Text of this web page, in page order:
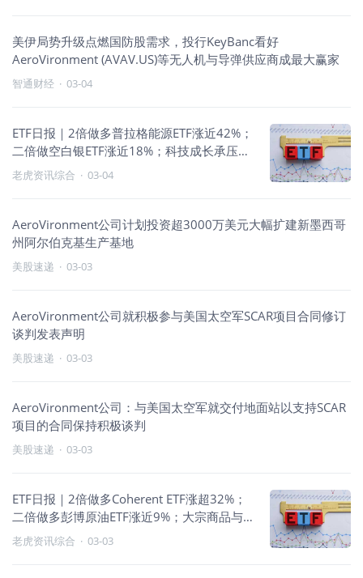
美伊局势升级点燃国防股需求，投行KeyBanc看好
AeroVironment (AVAV.US)等无人机与导弹供应商成最大赢家
智通财经 · 03-04
ETF日报｜2倍做多普拉格能源ETF涨近42%；
二倍做空白银ETF涨近18%；科技成长承压，
逆向与商品类领跑
老虎资讯综合 · 03-04
AeroVironment公司计划投资超3000万美元大幅扩建新墨西哥
州阿尔伯克基生产基地
美股速递 · 03-03
AeroVironment公司就积极参与美国太空军SCAR项目合同修订
谈判发表声明
美股速递 · 03-03
AeroVironment公司：与美国太空军就交付地面站以支持SCAR
项目的合同保持积极谈判
美股速递 · 03-03
ETF日报｜2倍做多Coherent ETF涨超32%；
二倍做多彭博原油ETF涨近9%；大宗商品与
能源产品相对跑赢
老虎资讯综合 · 03-03